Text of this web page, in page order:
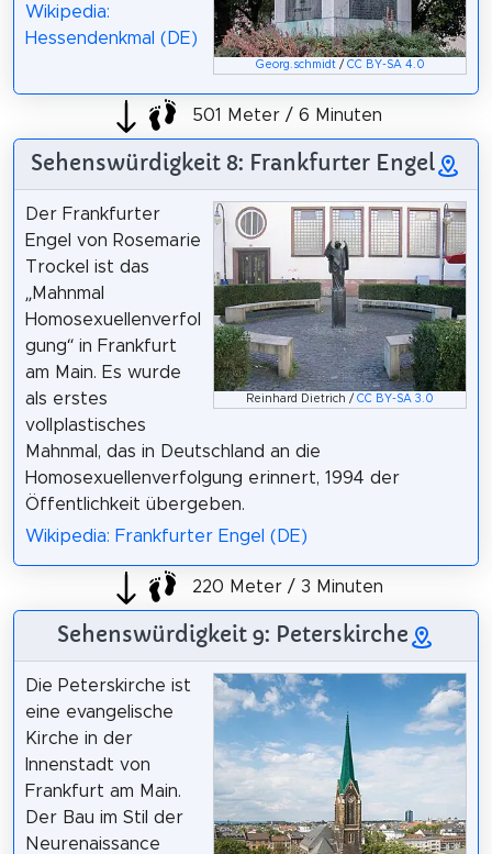
Georg.schmidt/ CC BY-SA 4.0
Wikipedia:
Hessendenkmal (DE)
501 Meter / 6 Minuten
Sehenswürdigkeit 8: Frankfurter Engel
Reinhard Dietrich /CC BY-SA 3.0
Der Frankfurter
Engel von Rosemarie
Trockel ist das
„Mahnmal
Homosexuellenverfol
gung“ in Frankfurt
am Main. Es wurde
als erstes
vollplastisches
Mahnmal, das in Deutschland an die
Homosexuellenverfolgung erinnert, 1994 der
Öffentlichkeit übergeben.
Wikipedia: Frankfurter Engel (DE)
220 Meter / 3 Minuten
Sehenswürdigkeit 9: Peterskirche
Die Peterskirche ist
eine evangelische
Kirche in der
Innenstadt von
Frankfurt am Main.
Der Bau im Stil der
Neurenaissance